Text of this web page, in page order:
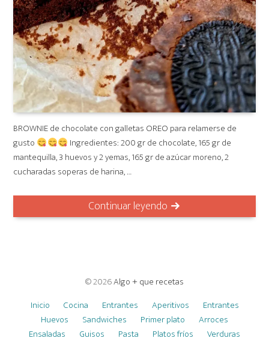
BROWNIE de chocolate con galletas OREO para relamerse de
gusto
Ingredientes: 200 gr de chocolate, 165 gr de
mantequilla, 3 huevos y 2 yemas, 165 gr de azúcar moreno, 2
cucharadas soperas de harina, …
Continuar leyendo
© 2026Algo + que recetas
Inicio
Cocina Entrantes Aperitivos
Entrantes
Huevos
Sandwiches Primer plato
Arroces
Ensaladas
Guisos Pasta Platos fríos
Verduras